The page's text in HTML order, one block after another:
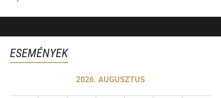
ESEMÉNYEK
2026. AUGUSZTUS